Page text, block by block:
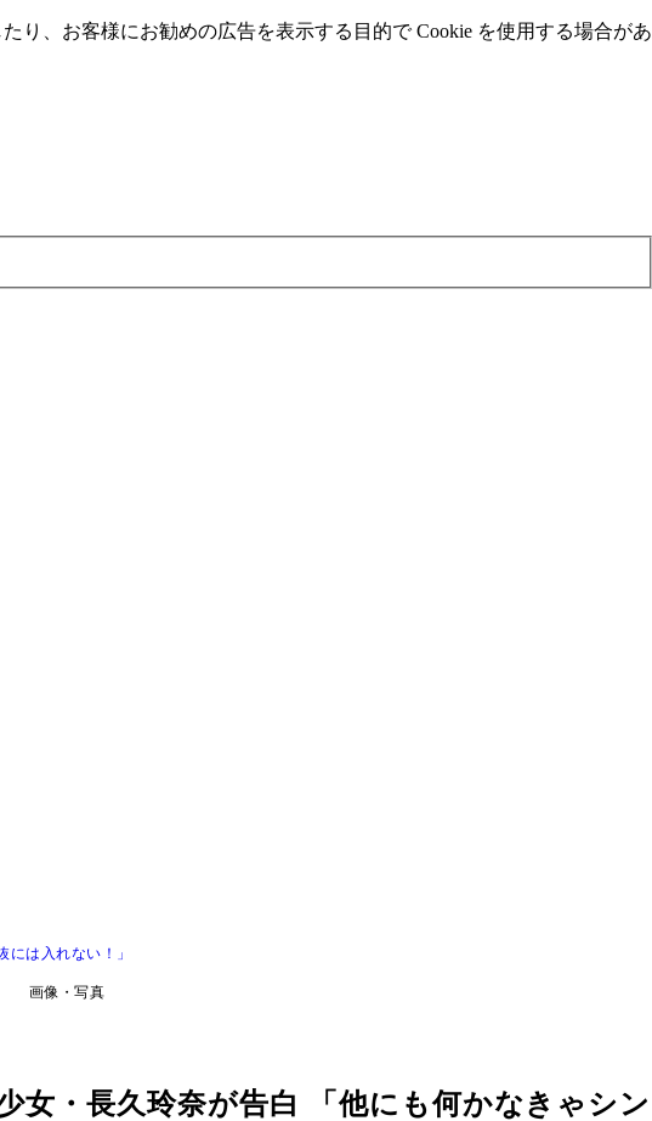
り、お客様にお勧めの広告を表⽰する⽬的で Cookie を使⽤する場合があ
は入れない！」
画像・写真
女・長久玲奈が告白 「他にも何かなきゃシン